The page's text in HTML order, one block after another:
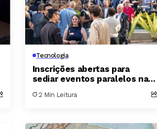
Tecnologia
Inscrições abertas para
sediar eventos paralelos na
São Francisco
2 Min Leitura